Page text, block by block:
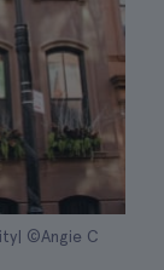
©Angie C